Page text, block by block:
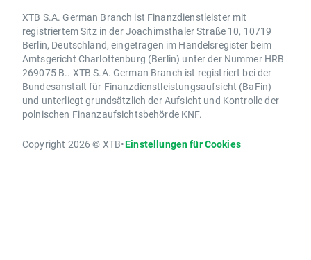
XTB S.A. German Branch ist Finanzdienstleister mit
registriertem Sitz in der Joachimsthaler Straße 10, 10719
Berlin, Deutschland, eingetragen im Handelsregister beim
Amtsgericht Charlottenburg (Berlin) unter der Nummer HRB
269075 B.. XTB S.A. German Branch ist registriert bei der
Bundesanstalt für Finanzdienstleistungsaufsicht (BaFin)
und unterliegt grundsätzlich der Aufsicht und Kontrolle der
polnischen Finanzaufsichtsbehörde KNF.
Copyright 2026 © XTB•Einstellungen für Cookies